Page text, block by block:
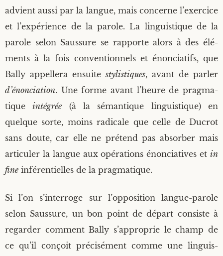
advient aus­si par la langue, mais concerne l’exercice
et l’expérience de la parole. La lin­guis­tique de la
parole selon Saus­sure se rap­porte alors à des élé­
ments à la fois conven­tion­nels et énon­cia­tifs, que
Bal­ly appel­le­ra ensuitesty­lis­tiques, avant de par­ler
d’énonciation. Une forme avant l’heure de prag­ma­
tiqueinté­grée (à la séman­tique lin­guis­tique) en
quelque sorte, moins radi­cale que celle de Ducrot
sans doute, car elle ne pré­tend pas absor­ber mais
arti­cu­ler la langue aux opé­ra­tions énon­cia­tives et in
fine infé­ren­tielles de la pragmatique.
Si l’on s’interroge sur l’opposition langue-parole
selon Saus­sure, un bon point de départ consiste à
regar­der com­ment Bal­ly s’approprie le champ de
ce qu’il conçoit pré­ci­sé­ment comme une lin­guis­